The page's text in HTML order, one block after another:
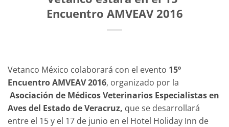
Encuentro AMVEAV 2016
Vetanco México colaborará con el evento 15º
Encuentro AMVEAV 2016, organizado por la
Asociación de Médicos Veterinarios Especialistas en
Aves del Estado de Veracruz, que se desarrollará
entre el 15 y el 17 de junio en el Hotel Holiday Inn de